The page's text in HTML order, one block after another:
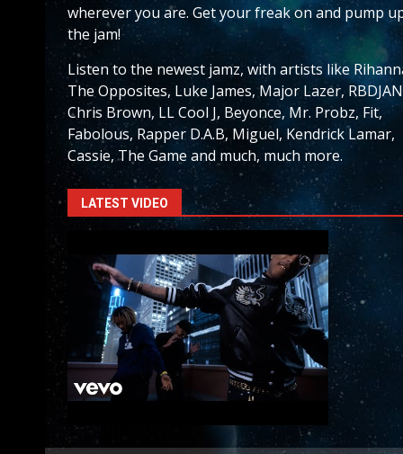
wherever you are. Get your freak on and pump
the jam!
Listen to the newest jamz, with artists like
The Opposites, Luke James, Major Lazer,
Chris Brown, LL Cool J, Beyonce, Mr. Probz, Fit,
Fabolous, Rapper D.A.B, Miguel, Kendrick Lamar,
Cassie, The Game and much, much more.
LATEST VIDEO